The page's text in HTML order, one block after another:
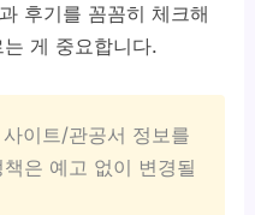
후기를 꼼꼼히 체크해
게 중요합니다.
이트/관공서 정보를
은 예고 없이 변경될